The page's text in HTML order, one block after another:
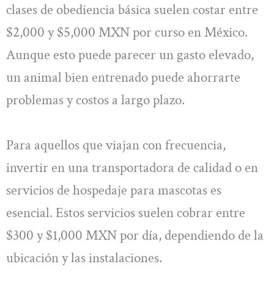
clases de obediencia básica suelen costar entre
$2,000 y $5,000 MXN por curso en México.
Aunque esto puede parecer un gasto elevado,
un animal bien entrenado puede ahorrarte
problemas y costos a largo plazo.
Para aquellos que viajan con frecuencia,
invertir en una transportadora de calidad o en
servicios de hospedaje para mascotas es
esencial. Estos servicios suelen cobrar entre
$300 y $1,000 MXN por día, dependiendo de la
ubicación y las instalaciones.